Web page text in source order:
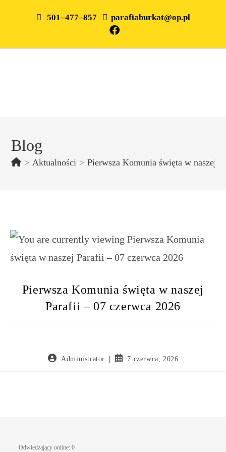
501–477–857 parafiaburkat@op.pl
Blog
> Aktualności > Pierwsza Komunia święta w naszej
Pierwsza Komunia święta w naszej
Parafii – 07 czerwca 2026
Administrator 7 czerwca, 2026
Odwiedzający online:0